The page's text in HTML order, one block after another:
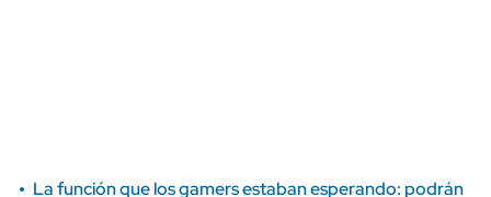
La función que los gamers estaban esperando: podrán